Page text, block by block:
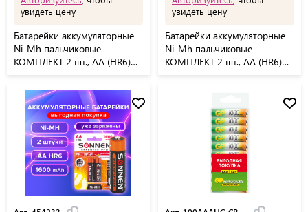
увидеть цену
Батарейки аккумуляторные
Ni-Mh пальчиковые
КОМПЛЕКТ 2 шт., АА (HR6)
2DECRC2
увидеть цену
Батарейки аккумуляторные
Ni-Mh пальчиковые
КОМПЛЕКТ 2 шт., АА (HR6)